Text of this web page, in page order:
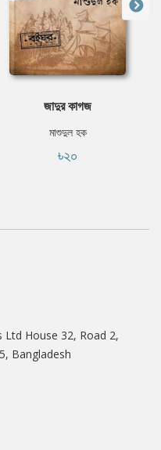
জাদুর কাগজ
মাশুদুল হক
৳২০
Ltd House 32, Road 2,
Bangladesh